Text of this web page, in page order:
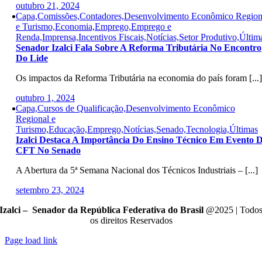
outubro 21, 2024
Capa,Comissões,Contadores,Desenvolvimento Econômico
e Turismo,Economia,Emprego,Emprego e
Renda,Imprensa,Incentivos Fiscais,Notícias,Setor
Senador Izalci Fala Sobre A Reforma Tributária No Encontro
Do Lide
Os impactos da Reforma Tributária na economia do país foram [...]
outubro 1, 2024
Capa,Cursos de Qualificação,Desenvolvimento Econômico
Regional e
Turismo,Educação,Emprego,Notícias,Senado,Tecnologia,Últimas
Izalci Destaca A Importância Do Ensino Técnico Em Evento
CFT No Senado
A Abertura da 5ª Semana Nacional dos Técnicos Industriais – [...]
setembro 23, 2024
Izalci – Senador da República Federativa do Brasil @2025 | Todos
os direitos Reservados
Page load link